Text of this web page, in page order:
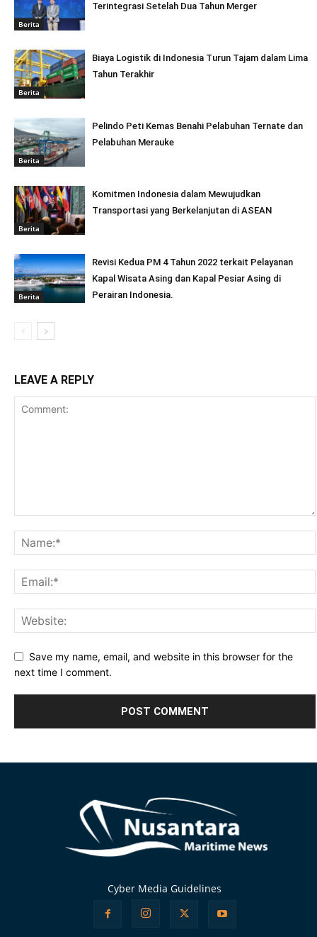
Berita
Terintegrasi Setelah Dua Tahun Merger
Berita
Biaya Logistik di Indonesia Turun Tajam dalam Lima
Tahun Terakhir
Berita
Pelindo Peti Kemas Benahi Pelabuhan Ternate dan
Pelabuhan Merauke
Berita
Komitmen Indonesia dalam Mewujudkan
Transportasi yang Berkelanjutan di ASEAN
Berita
Revisi Kedua PM 4 Tahun 2022 terkait Pelayanan
Kapal Wisata Asing dan Kapal Pesiar Asing di
Perairan Indonesia.
LEAVE A REPLY
Save my name, email, and website in this browser for the
next time I comment.
Cyber Media Guidelines